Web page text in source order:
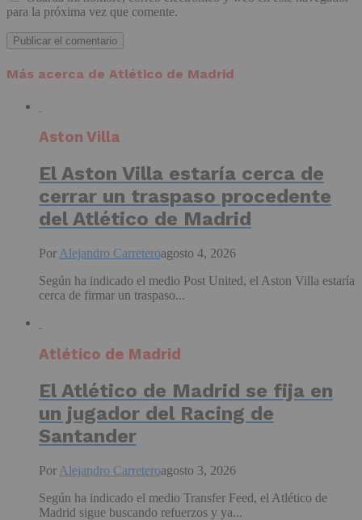
para la próxima vez que comente.
Más acerca de Atlético de Madrid
Aston Villa
El Aston Villa estaría cerca de
cerrar un traspaso procedente
del Atlético de Madrid
Por Alejandro Carreteroagosto 4, 2026
Según ha indicado el medio Post United, el Aston Villa estaría
cerca de firmar un traspaso...
Atlético de Madrid
El Atlético de Madrid se fija en
un jugador del Racing de
Santander
Por Alejandro Carreteroagosto 3, 2026
Según ha indicado el medio Transfer Feed, el Atlético de
Madrid sigue buscando refuerzos y ya...